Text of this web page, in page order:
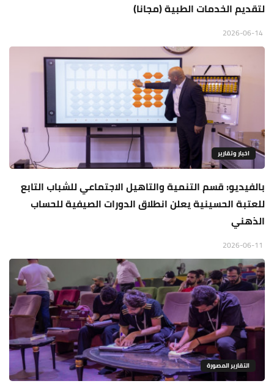
لتقديم الخدمات الطبية (مجانا)
اخبار وتقارير
بالفيديو: قسم التنمية والتاهيل الاجتماعي للشباب التابع
للعتبة الحسينية يعلن انطلاق الدورات الصيفية للحساب
الذهني
التقارير المصورة